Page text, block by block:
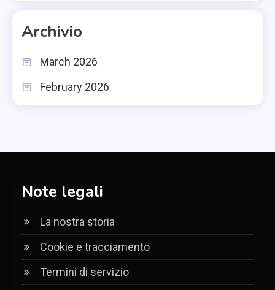
Archivio
March 2026
February 2026
Note legali
La nostra storia
Cookie e tracciamento
Termini di servizio